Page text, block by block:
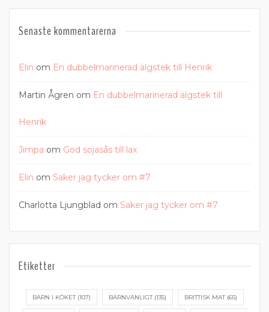
Senaste kommentarerna
Elin om En dubbelmarinerad älgstek till Henrik
Martin Ågren om En dubbelmarinerad älgstek till
Henrik
Jimpa om God sojasås till lax
Elin om Saker jag tycker om #7
Charlotta Ljungblad om Saker jag tycker om #7
Etiketter
BARN I KÖKET(107) BARNVÄNLIGT(135) BRITTISK MAT(65)